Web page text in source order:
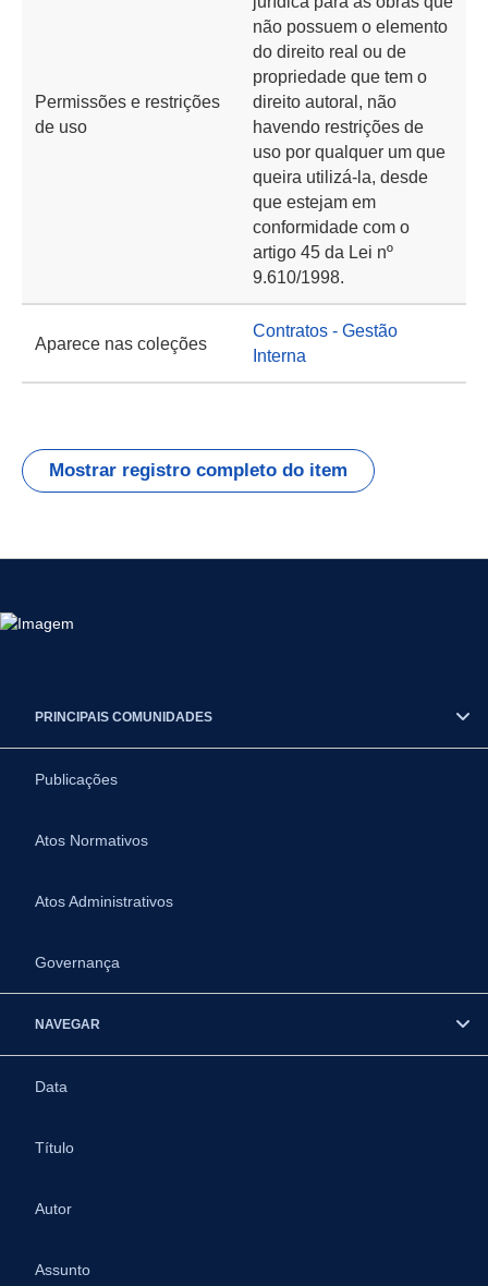
Permissões e restrições
de uso
não possuem o elemento
do direito real ou de
propriedade que tem o
direito autoral, não
havendo restrições de
uso por qualquer um que
queira utilizá-la, desde
que estejam em
conformidade com o
artigo 45 da Lei nº
9.610/1998.
Aparece nas coleções
Contratos - Gestão
Interna
Mostrar registro completo do item
PRINCIPAIS COMUNIDADES
Publicações
Atos Normativos
Atos Administrativos
Governança
NAVEGAR
Data
Título
Autor
Assunto